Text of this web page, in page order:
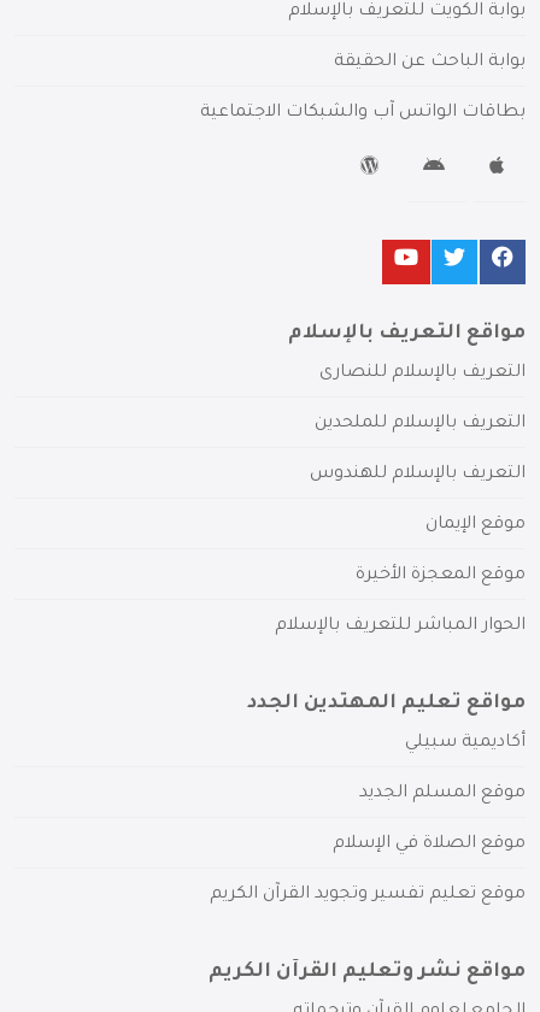
بوابة الكويت للتعريف بالإسلام
بوابة الباحث عن الحقيقة
بطاقات الواتس آب والشبكات الاجتماعية
مواقع التعريف بالإسلام
التعريف بالإسلام للنصارى
التعريف بالإسلام للملحدين
التعريف بالإسلام للهندوس
موقع الإيمان
موقع المعجزة الأخيرة
الحوار المباشر للتعريف بالإسلام
مواقع تعليم المهتدين الجدد
أكاديمية سبيلي
موقع المسلم الجديد
موقع الصلاة في الإسلام
موقع تعليم تفسير وتجويد القرآن الكريم
مواقع نشر وتعليم القرآن الكريم